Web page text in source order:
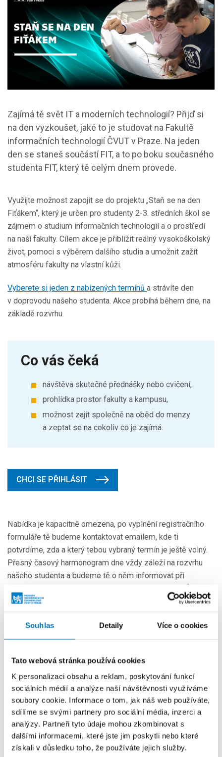
Souhlas Detaily Více o cookies
Tato webová stránka používá cookies
K personalizaci obsahu a reklam, poskytování funkcí
sociálních médií a analýze naší návštěvnosti využíváme
soubory cookie. Informace o tom, jak náš web používáte,
sdílíme se svými partnery pro sociální média, inzerci a
analýzy. Partneři tyto údaje mohou zkombinovat s
dalšími informacemi, které jste jim poskytli nebo které
získali v důsledku toho, že používáte jejich služby.
Zajímá tě svět IT a moderních technologií? Přijď si
na den vyzkoušet, jaké to je studovat na Fakultě
informačních technologií ČVUT v Praze. Na jeden
den se staneš součástí FIT, a to po boku současného
studenta FIT, který tě celým dnem provede.
Využijte možnost zapojit se do projektu „Staň se na den
Fiťákem“, který je určen pro studenty 2-3. středních škol se
zájmem o studium informačních technologií a o prostředí
na naší fakulty. Cílem akce je přiblížit reálný vysokoškolský
život, pomoci s výběrem dalšího studia a umožnit zažít
atmosféru fakulty na vlastní kůži.
Vyberete si jeden z nabízených termínů a strávíte den
v doprovodu našeho studenta. Akce probíhá během dne, na
základě rozvrhu.
Co vás čeká
návštěva skutečné přednášky nebo cvičení,
prohlídka prostor fakulty a kampusu,
možnost zajít společně na oběd do menzy
a zeptat se na cokoliv co je zajímá.
CHCI SE PŘIHLÁSIT
Nabídka je kapacitně omezena, po vyplnění registračního
formuláře tě budeme kontaktovat emailem, kde ti
potvrdíme, zda a který tebou vybraný termín je ještě volný.
Přesný časový harmonogram dne vždy záleží na rozvrhu
našeho studenta a budeme tě o něm informovat při
potkáte. Předáme ti i přímo kontakt na našeho studenta.
Tato aktivita vznikla v rámci projektu ČVUT_IMPULS, reg. č.
CZ.02.02.XX/00/23_022/0008858, který je spolufinancován
Evropskou unií.
Další události